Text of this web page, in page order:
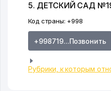
5. ДЕТСКИЙ САД
Код страны: +998
+998719...Позвонить
Рубрики, к которым